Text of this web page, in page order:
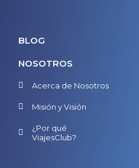
BLOG
NOSOTROS
Acerca de Nosotros
Misión y Visión
¿Por qué
ViajesClub?